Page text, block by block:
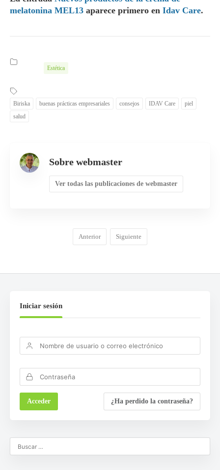
melatonina MEL13 aparece primero en Idav Care.
Estética
Biriska buenas prácticas empresariales consejos IDAV Care
piel
salud
Sobre webmaster
Ver todas las publicaciones de webmaster
Anterior Siguiente
Iniciar sesión
¿Ha perdido la contraseña?